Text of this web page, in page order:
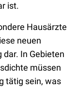
ist.
Hausärzte
neuen
In Gebieten
müssen
tätig sein, was